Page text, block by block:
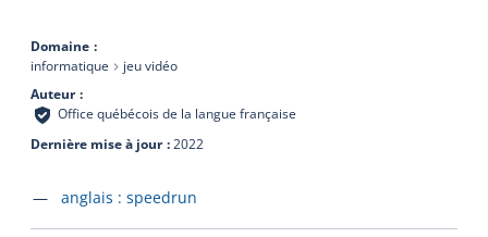
Domaine
informatique
jeu vidéo
Auteur
Office québécois de la langue française
Dernière mise à jour 2022
Accéder à la fiche en
anglais : speedrun